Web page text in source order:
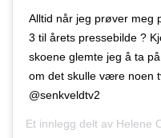
Alltid når jeg prøver meg
3 til årets pressebilde ?
skoene glemte jeg å ta
om det skulle være noen
@senkveldtv2
Et innlegg delt av Helene